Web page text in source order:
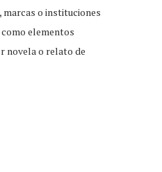
o instituciones
como elementos
novela o relato de